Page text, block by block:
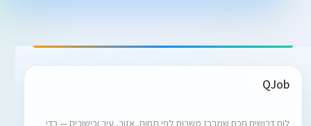
QJob
לוח דרושים חכם שמרכז משרות לפי תחום, אזור, עיר וכישורים — כדי